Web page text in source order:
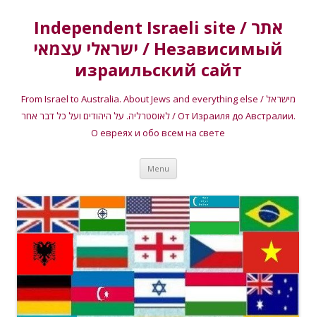
Independent Israeli site / אתר
ישראלי עצמאי / Независимый
израильский сайт
From Israel to Australia. About Jews and everything else / מישראל
לאוסטרליה. על היהודים ועל כל דבר אחר / От Израиля до Австралии.
О евреях и обо всем на свете
Menu Skip
content